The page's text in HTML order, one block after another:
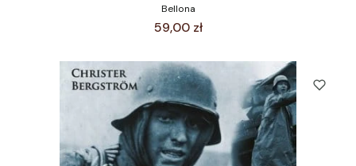
Bellona
Cena
59,00 zł